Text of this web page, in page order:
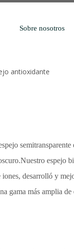
Sobre nosotros
antioxidante
espejo
desarrolló y
gama más amplia